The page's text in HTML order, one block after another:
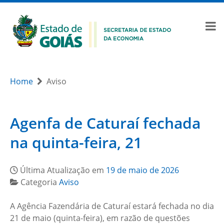
Home Aviso
Agenfa de Caturaí fechada
na quinta-feira, 21
Última Atualização em 19 de maio de 2026
Categoria Aviso
A Agência Fazendária de Caturaí estará fechada no dia
21 de maio (quinta-feira), em razão de questões